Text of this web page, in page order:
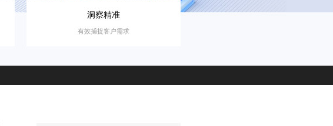
洞察精准
有效捕捉客户需求